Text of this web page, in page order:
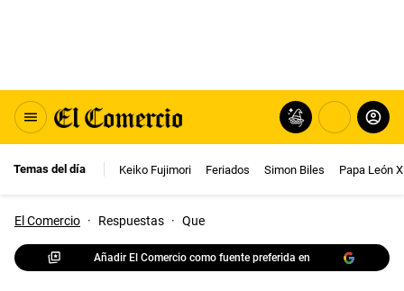
Temas del día Keiko Fujimori Feriados Simon Biles Papa León
El Comercio · Respuestas · Que
Añadir El Comercio como fuente preferida en